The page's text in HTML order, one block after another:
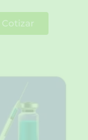
Cotizar